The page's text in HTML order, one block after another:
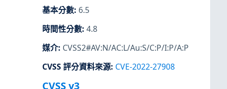
基本分數: 6.5
時間性分數: 4.8
媒介: CVSS2#AV:N/AC:L/Au:S/C:P/I:P/A:P
CVSS 評分資料來源: CVE-2022-27908
CVSS v3